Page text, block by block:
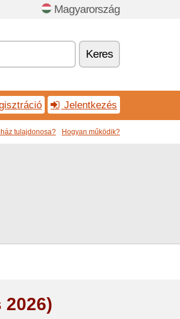
Magyarország
Keres
Jelentkezés
tulajdonosa? Hogyan működik?